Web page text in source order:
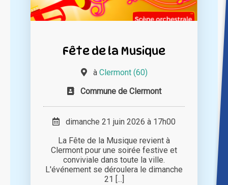
Fête de la Musique
à Clermont (60)
Commune de Clermont
dimanche 21 juin 2026 à 17h00
La Fête de la Musique revient à
Clermont pour une soirée festive et
conviviale dans toute la ville.
L'événement se déroulera le dimanche
21 [...]